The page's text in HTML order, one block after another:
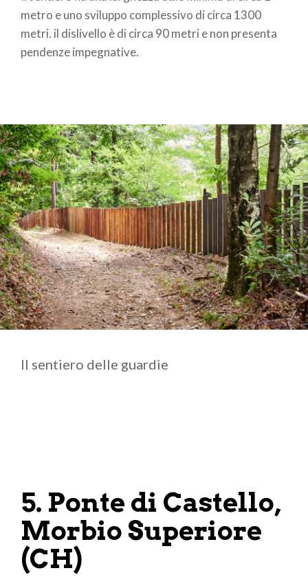
metro e uno sviluppo complessivo di circa 1300
metri. il dislivello è di circa 90 metri e non presenta
pendenze impegnative.
Il sentiero delle guardie
5. Ponte di Castello,
Morbio Superiore
(CH)